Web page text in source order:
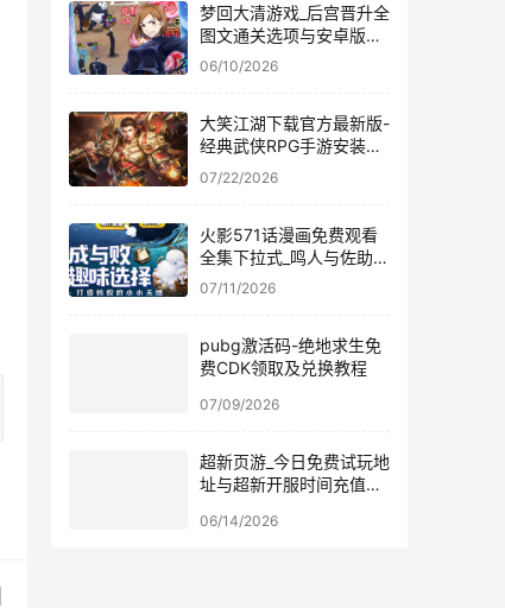
梦回大清游戏_后宫晋升全
图文通关选项与安卓版免
费下载
06/10/2026
大笑江湖下载官方最新版-
经典武侠RPG手游安装包
获取
07/22/2026
火影571话漫画免费观看
全集下拉式_鸣人与佐助的
共鸣
07/11/2026
pubg激活码-绝地求生免
费CDK领取及兑换教程
07/09/2026
超新页游_今日免费试玩地
址与超新开服时间充值福
06/14/2026